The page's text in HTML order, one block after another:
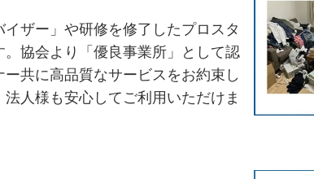
ザー」や研修を修了したプロスタ
。協会より「優良事業所」として認
共に高品質なサービスをお約束し
人様も安心してご利用いただけま